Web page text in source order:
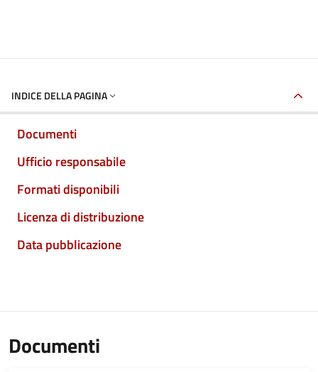
INDICE DELLA PAGINA
Documenti
Ufficio responsabile
Formati disponibili
Licenza di distribuzione
Data pubblicazione
Documenti